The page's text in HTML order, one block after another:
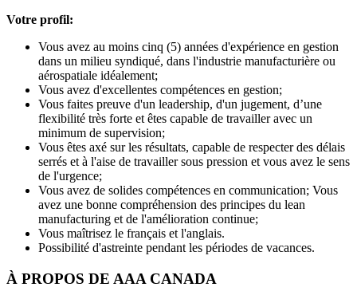
Votre profil:
Vous avez au moins cinq (5) années d'expérience en gestion
dans un milieu syndiqué, dans l'industrie manufacturière ou
aérospatiale idéalement;
Vous avez d'excellentes compétences en gestion;
Vous faites preuve d'un leadership, d'un jugement, d’une
flexibilité très forte et êtes capable de travailler avec un
minimum de supervision;
Vous êtes axé sur les résultats, capable de respecter des délais
serrés et à l'aise de travailler sous pression et vous avez le sens
de l'urgence;
Vous avez de solides compétences en communication; Vous
avez une bonne compréhension des principes du lean
manufacturing et de l'amélioration continue;
Vous maîtrisez le français et l'anglais.
Possibilité d'astreinte pendant les périodes de vacances.
À PROPOS DE AAA CANADA